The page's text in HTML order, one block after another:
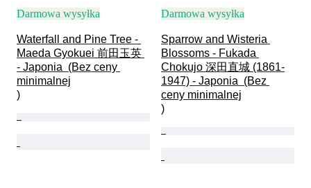
Darmowa wysyłka
Waterfall and Pine Tree -
Maeda Gyokuei 前田玉英
- Japonia  (Bez ceny
minimalnej
)
Darmowa wysyłka
Sparrow and Wisteria
Blossoms - Fukada
Chokujo 深田直城 (1861-
1947) - Japonia  (Bez
ceny minimalnej
)